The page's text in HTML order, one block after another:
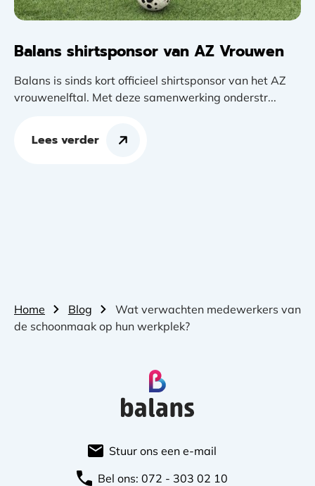
Balans shirtsponsor van AZ Vrouwen
Balans is sinds kort officieel shirtsponsor van het AZ
vrouwenelftal. Met deze samenwerking onderstr...
Lees verder
Home Blog
Wat verwachten medewerkers van
de schoonmaak op hun werkplek?
Stuur ons een e-mail
Bel ons: 072 - 303 02 10